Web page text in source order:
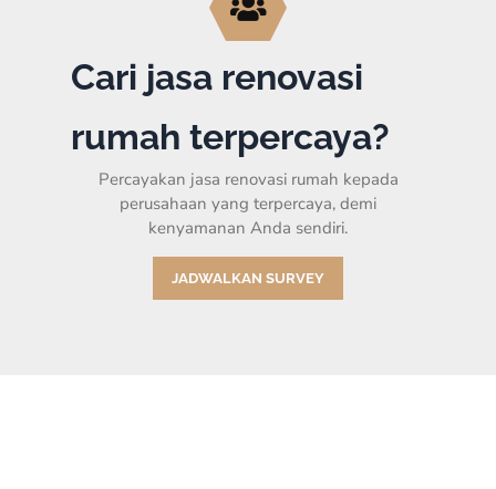
Cari jasa renovasi
rumah terpercaya?
Percayakan jasa renovasi rumah kepada
perusahaan yang terpercaya, demi
kenyamanan Anda sendiri.
JADWALKAN SURVEY